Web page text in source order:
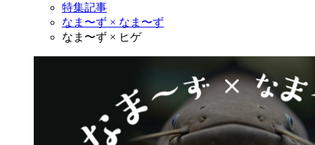
特集記事
なま〜ず × なま〜ず
なま〜ず × ヒゲ